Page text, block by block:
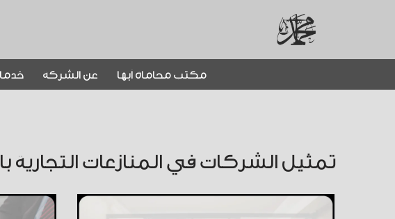
إلى
مكتب محاماة أبها عن الشركة
تمثيل الشركات في المنازعات التجارية